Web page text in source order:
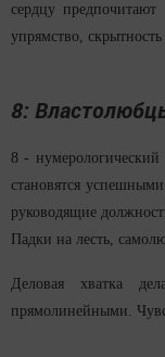
сердцу
упрямство,
8:
8 -
становятся
руководящие
Падки на лесть,
Деловая хватка
прямолинейными.